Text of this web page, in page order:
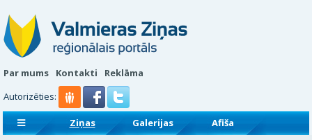
Par mums Kontakti
Reklāma
Autorizēties:
Ziņas Galerijas
Afiša